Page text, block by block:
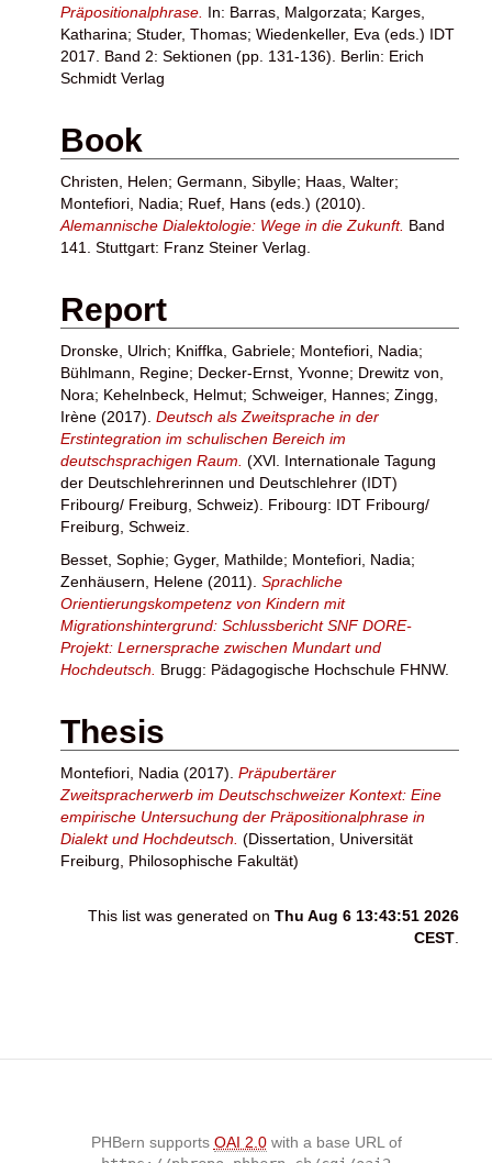
Präpositionalphrase. In: Barras, Malgorzata; Karges,
Katharina; Studer, Thomas; Wiedenkeller, Eva (eds.) IDT
2017. Band 2: Sektionen (pp. 131-136). Berlin: Erich
Schmidt Verlag
Book
Christen, Helen; Germann, Sibylle; Haas, Walter;
Montefiori, Nadia; Ruef, Hans (eds.) (2010).
Alemannische Dialektologie: Wege in die Zukunft. Band
141. Stuttgart: Franz Steiner Verlag.
Report
Dronske, Ulrich; Kniffka, Gabriele; Montefiori, Nadia;
Bühlmann, Regine; Decker-Ernst, Yvonne; Drewitz von,
Nora; Kehelnbeck, Helmut; Schweiger, Hannes; Zingg,
Irène (2017). Deutsch als Zweitsprache in der
Erstintegration im schulischen Bereich im
deutschsprachigen Raum. (XVl. Internationale Tagung
der Deutschlehrerinnen und Deutschlehrer (IDT)
Fribourg/ Freiburg, Schweiz). Fribourg: IDT Fribourg/
Freiburg, Schweiz.
Besset, Sophie; Gyger, Mathilde; Montefiori, Nadia;
Zenhäusern, Helene (2011). Sprachliche
Orientierungskompetenz von Kindern mit
Migrationshintergrund: Schlussbericht SNF DORE-
Projekt: Lernersprache zwischen Mundart und
Hochdeutsch. Brugg: Pädagogische Hochschule FHNW.
Thesis
Montefiori, Nadia (2017). Präpubertärer
Zweitspracherwerb im Deutschschweizer Kontext: Eine
empirische Untersuchung der Präpositionalphrase in
Dialekt und Hochdeutsch. (Dissertation, Universität
Freiburg, Philosophische Fakultät)
This list was generated on Thu Aug 6 13:43:51 2026
CEST
PHBern supports OAI 2.0with a base URL of